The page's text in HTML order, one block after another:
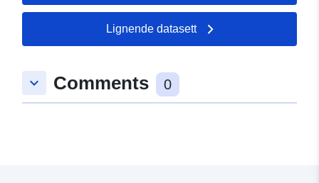
Lignende datasett
keyboard_arrow_down Comments 0